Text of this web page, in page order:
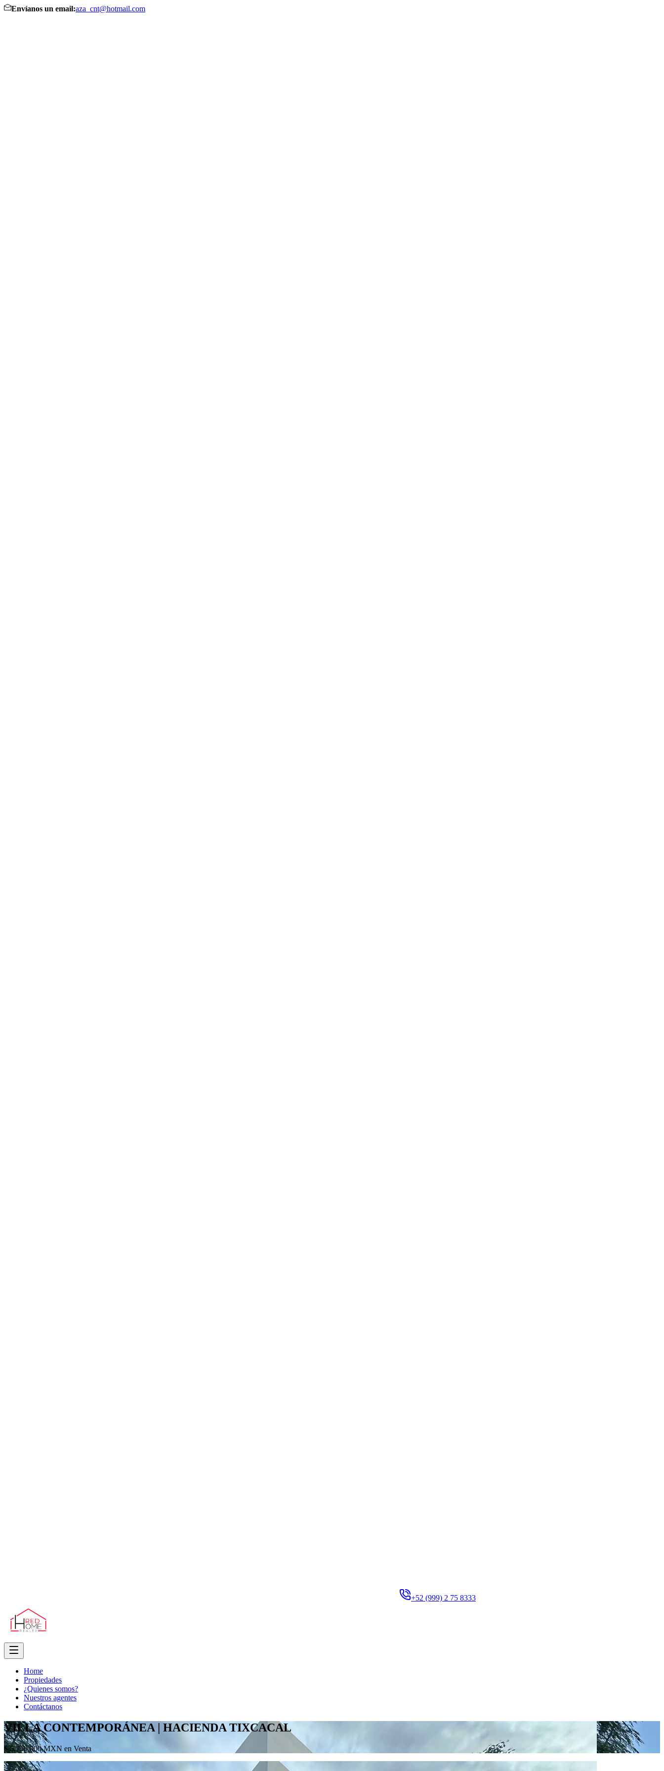
Envíanos un email:aza_cnt@hotmail.com
+52 (999) 2 75 8333
Home
Propiedades
¿Quienes somos?
Nuestros agentes
Contáctanos
VILLA CONTEMPORÁNEA | HACIENDA TIXCACAL
$ 5,750,000 MXN en Venta